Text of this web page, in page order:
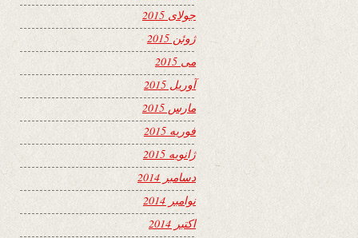
جولای 2015
ژوئن 2015
می 2015
آوریل 2015
مارس 2015
فوریه 2015
ژانویه 2015
دسامبر 2014
نوامبر 2014
اکتبر 2014